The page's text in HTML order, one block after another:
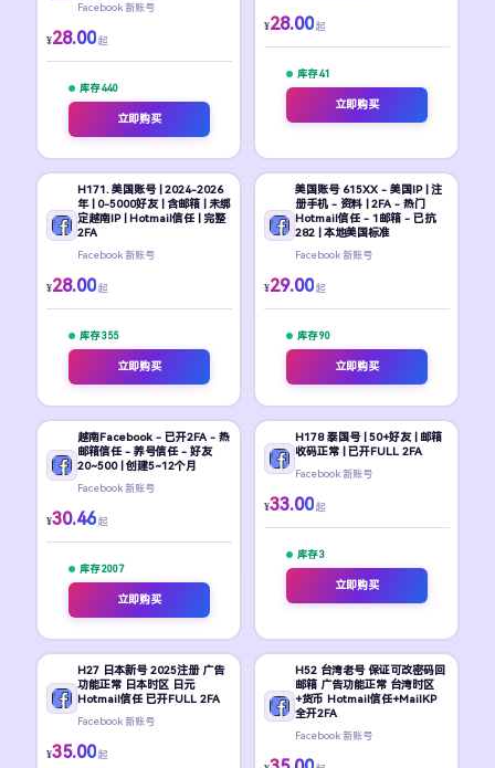
Facebook 新账号
¥28.00 起
库存 440
立即购买
¥28.00 起
库存 41
立即购买
H171. 美国账号 | 2024-2026
年 | 0-5000好友 | 含邮箱 | 未绑
定越南IP | Hotmail信任 | 完整
2FA
Facebook 新账号
¥28.00 起
库存 355
立即购买
美国账号 615XX - 美国IP | 注
册手机 - 资料 | 2FA - 热门
Hotmail信任 - 1邮箱 - 已抗
282 | 本地美国标准
Facebook 新账号
¥29.00 起
库存 90
立即购买
越南Facebook - 已开2FA - 热
邮箱信任 - 养号信任 - 好友
20~500 | 创建5~12个月
Facebook 新账号
¥30.46 起
库存 2007
立即购买
H178 泰国号 | 50+好友 | 邮箱
收码正常 | 已开FULL 2FA
Facebook 新账号
¥33.00 起
库存 3
立即购买
H27 日本新号 2025注册 广告
功能正常 日本时区 日元
Hotmail信任 已开FULL 2FA
Facebook 新账号
¥35.00 起
H52 台湾老号 保证可改密码回
邮箱 广告功能正常 台湾时区
+货币 Hotmail信任+MailKP
全开2FA
Facebook 新账号